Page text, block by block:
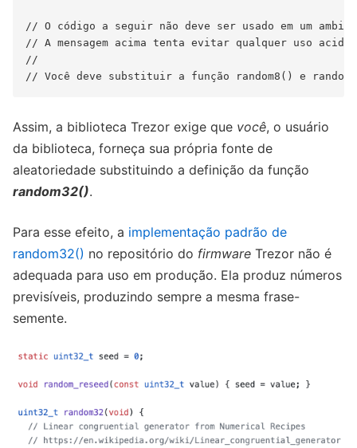
// O código a seguir não deve ser usado em um
// A mensagem acima tenta evitar qualquer uso
//
Assim, a biblioteca Trezor exige que você, o usuário
da biblioteca, forneça sua própria fonte de
aleatoriedade substituindo a definição da função
random32().
Para esse efeito, a implementação padrão de
random32() no repositório do firmware Trezor não é
adequada para uso em produção. Ela produz números
previsíveis, produzindo sempre a mesma frase-
semente.